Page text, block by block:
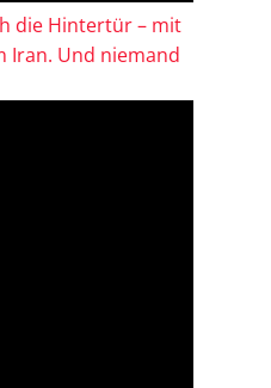
die Hintertür – mit
Iran. Und niemand